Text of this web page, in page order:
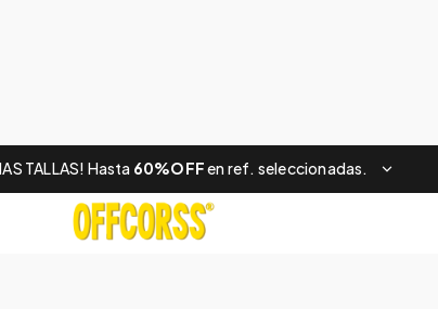
TALLAS! Hasta 60%OFFen ref. seleccionadas.